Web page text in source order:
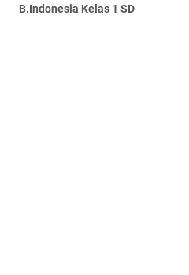
B.Indonesia Kelas 1 SD